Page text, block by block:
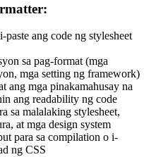
ang code ng stylesheet
sa pag-format (mga
mga setting ng framework)
ang mga pinakamahusay na
ang readability ng code
sa malalaking stylesheet,
at mga design system
para sa compilation o i-
ng CSS